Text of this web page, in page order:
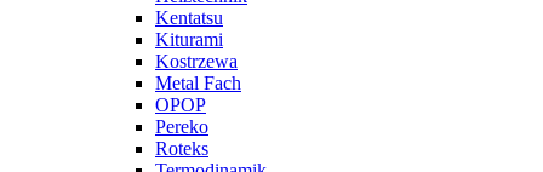
Kentatsu
Kiturami
Kostrzewa
Metal Fach
OPOP
Pereko
Roteks